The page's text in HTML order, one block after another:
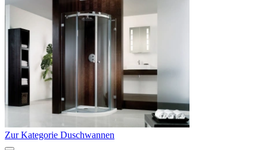
Zur Kategorie Duschwannen